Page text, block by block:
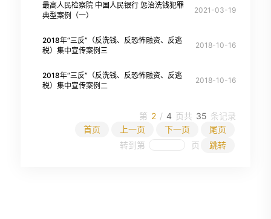
最高人民检察院 中国人民银行 惩治洗钱犯罪
典型案例（一）
2021-03-19
2018年“三反”（反洗钱、反恐怖融资、反逃
税）集中宣传案例三
2018-10-16
2018年“三反”（反洗钱、反恐怖融资、反逃
税）集中宣传案例二
2018-10-16
第 2 / 4 页共 35 条记录
首页
上一页 下一页
尾页
转到第
页 跳转